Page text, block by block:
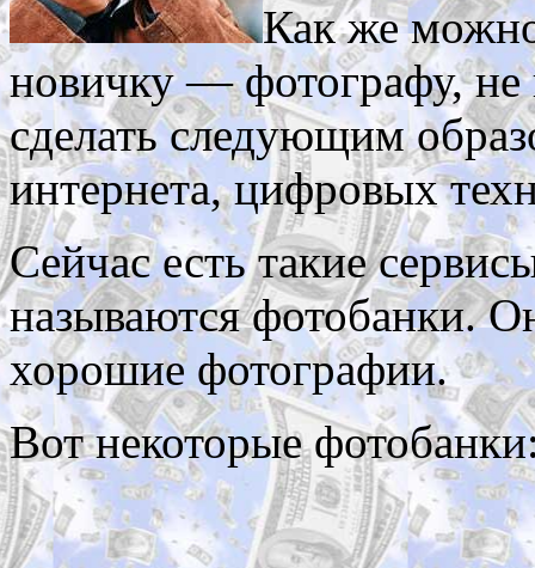
Как же
новичку — фотографу,
сделать следующим
интернета, цифровых
Сейчас есть такие
называются фотобанки.
хорошие фотографии.
Вот некоторые